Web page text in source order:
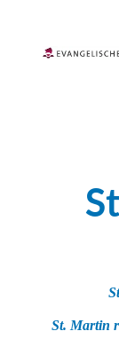
St. Martin